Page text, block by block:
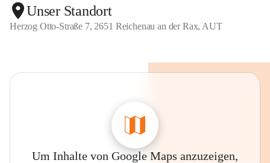
Unser Standort
Herzog Otto-Straße 7, 2651 Reichenau an der Rax, AUT
Um Inhalte von Google Maps anzuzeigen,